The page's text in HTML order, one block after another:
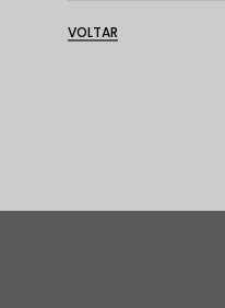
VOLTAR